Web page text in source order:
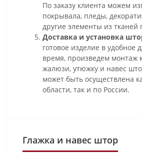
По заказу клиента можем
покрывала, пледы,
другие элементы из
Доставка и установка
готовое изделие в удобное
время, произведем монтаж
жалюзи, утюжку и навес
может быть осуществлена
области, так и по России.
Глажка и навес штор